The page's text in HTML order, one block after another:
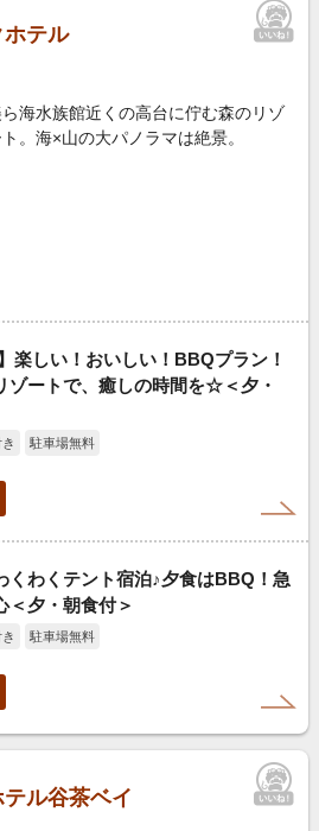
テル
ら海水族館近くの高台に佇む森のリゾ
。海×山の大パノラマは絶景。
楽しい！おいしい！BBQプラン！
ゾートで、癒しの時間を☆＜夕・
駐車場無料
くわくテント宿泊♪夕食はBBQ！急
＜夕・朝食付＞
駐車場無料
ル谷茶ベイ